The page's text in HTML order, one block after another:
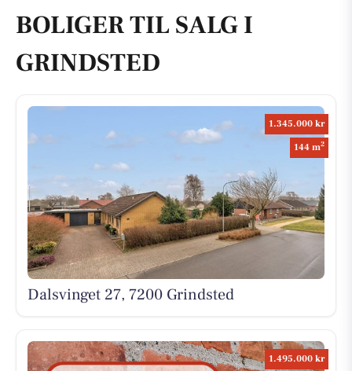
BOLIGER TIL SALG I
GRINDSTED
1.345.000 kr
144 m2
Dalsvinget 27, 7200 Grindsted
1.495.000 kr